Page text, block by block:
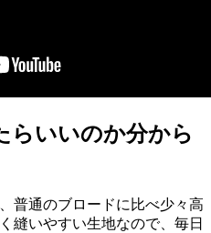
らいいのか分から
普通のブロードに比べ少々高
縫いやすい生地なので、毎日